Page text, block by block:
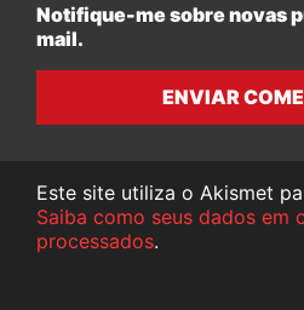
Notifique-me sobre novas
mail.
ENVIAR
Este site utiliza o Akismet
Saiba como seus dados em
processados.